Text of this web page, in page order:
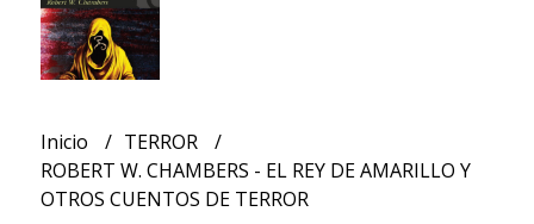
Inicio
TERROR
ROBERT W. CHAMBERS - EL REY DE AMARILLO Y
OTROS CUENTOS DE TERROR